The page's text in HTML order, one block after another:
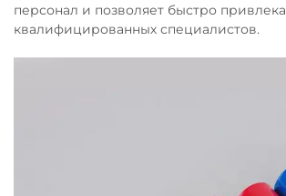
персонал и позволяет быстро
квалифицированных специалистов.